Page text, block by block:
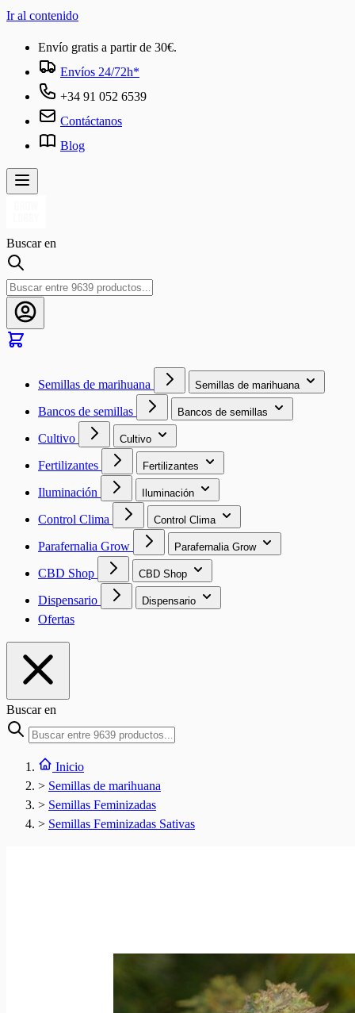
Ir al contenido
Envío gratis a partir de 30€.
Envíos 24/72h*
+34 91 052 6539
Contáctanos
Blog
Buscar en
Semillas de marihuana Semillas de marihuana
Bancos de semillas Bancos de semillas
Cultivo Cultivo
Fertilizantes Fertilizantes
Iluminación Iluminación
Control Clima Control Clima
Parafernalia Grow Parafernalia Grow
CBD Shop CBD Shop
Dispensario Dispensario
Ofertas
Buscar en
Inicio
> Semillas de marihuana
> Semillas Feminizadas
> Semillas Feminizadas Sativas